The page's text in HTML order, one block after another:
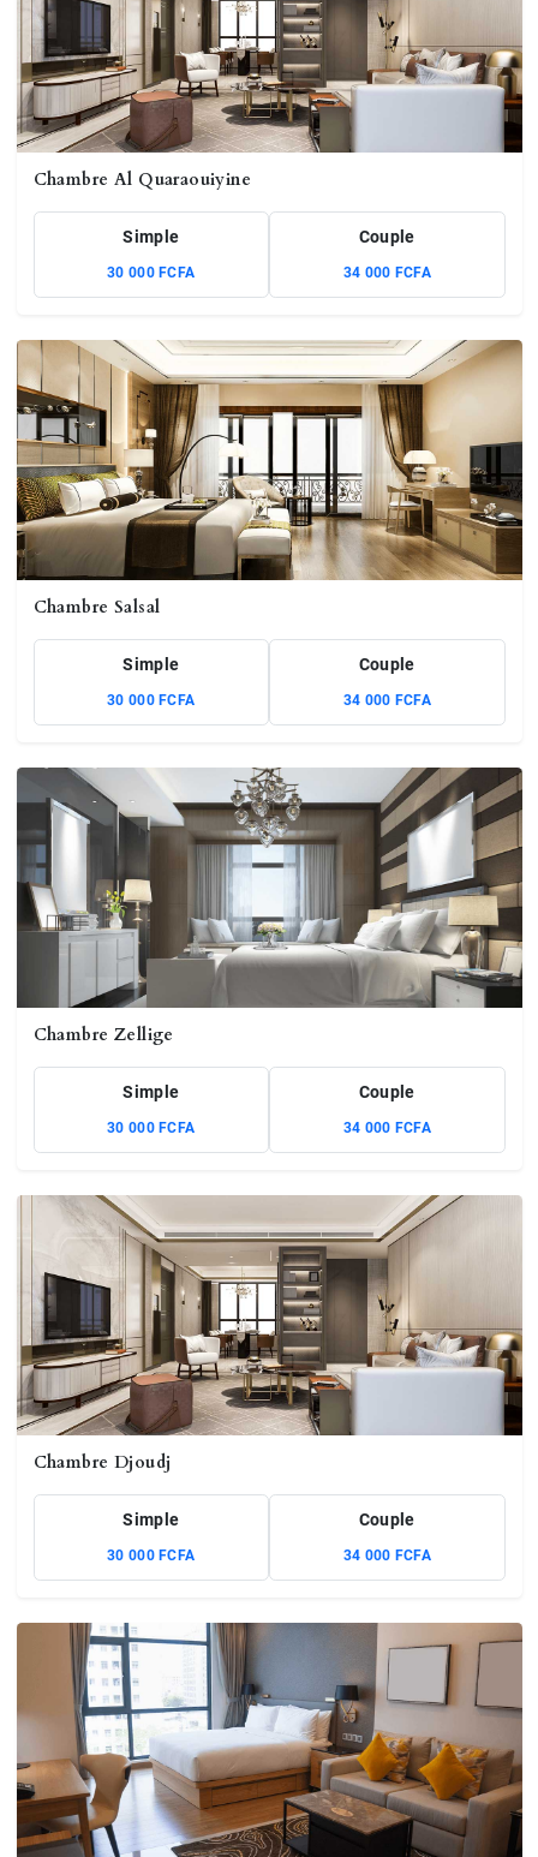
Chambre Al Quaraouiyine
Simple
30 000 FCFA
Couple
34 000 FCFA
Chambre Salsal
Simple
30 000 FCFA
Couple
34 000 FCFA
Chambre Zellige
Simple
30 000 FCFA
Couple
34 000 FCFA
Chambre Djoudj
Simple
30 000 FCFA
Couple
34 000 FCFA